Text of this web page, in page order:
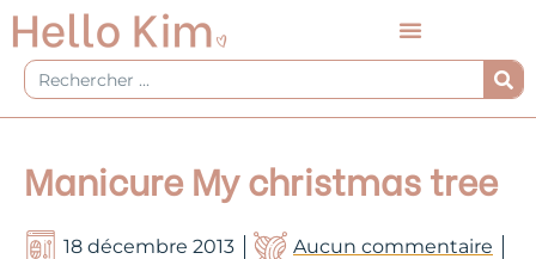
Aller
au
contenu
Rechercher
Manicure My christmas tree
18 décembre 2013
Aucun commentaire